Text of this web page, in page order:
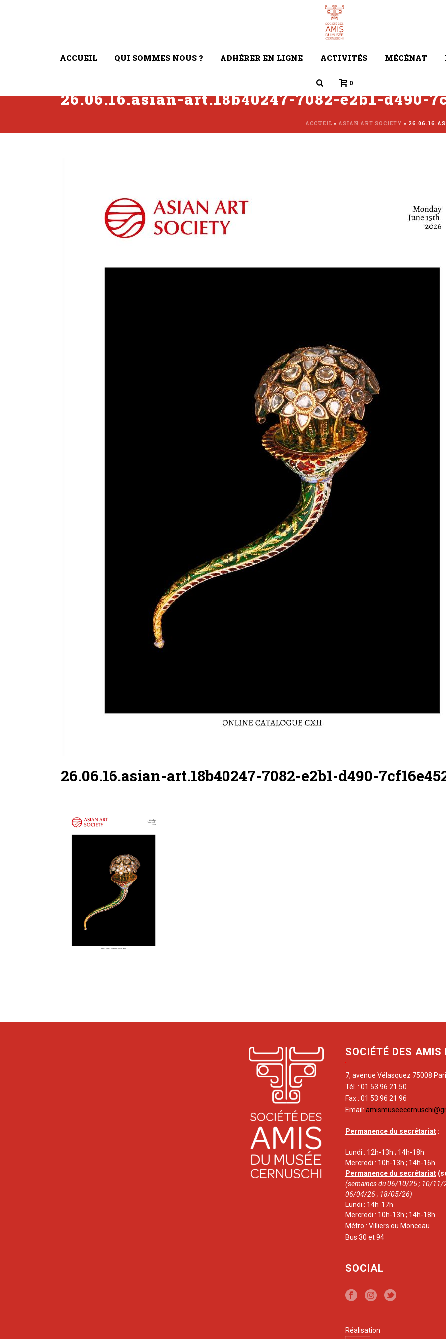
ACCUEIL QUI SOMMES NOUS ? ADHÉRER EN LIGNE ACTIVITÉS MÉCÉNAT
0
26.06.16.asian-art.18b40247-7082-e2b1-d490-
ACCUEIL » ASIAN ART SOCIETY »
26.06.16.asian-art.18b40247-7082-e2b1-d490-
SOCIÉTÉ DES AMIS
7, avenue Vélasquez 75008
Tél. : 01 53 96 21 50
Fax : 01 53 96 21 96
Email:
Permanence du secrétariat :
Lundi : 12h-13h ; 14h-18h
Mercredi : 10h-13h ; 14h-16h
Permanence du secrétariat
(semaines du 06/10/25 ; 10/
06/04/26 ; 18/05/26)
Lundi : 14h-17h
Mercredi : 10h-13h ; 14h-18h
Métro : Villiers ou Monceau
Bus 30 et 94
SOCIAL
Réalisation